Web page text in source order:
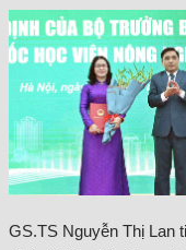
GS.TS Nguyễn Thị Lan